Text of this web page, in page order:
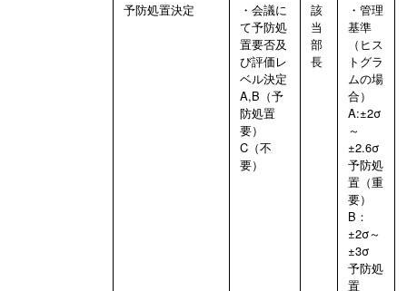
予防処置決定
・会議に
て予防処
置要否及
び評価レ
ベル決定
A,B（予
防処置
要）
C（不
要）
該
当
部
長
・管理
基準
（ヒス
トグラ
ムの場
合）
A:±2σ
～
±2.6σ
予防処
置（重
要）
B：
±2σ～
±3σ
予防処
置